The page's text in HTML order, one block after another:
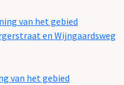
van het gebied
en Wijngaardsweg
van het gebied